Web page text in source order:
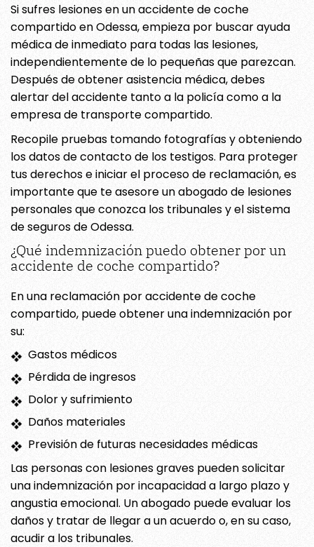
Si sufres lesiones en un accidente de coche
compartido en Odessa, empieza por buscar ayuda
médica de inmediato para todas las lesiones,
independientemente de lo pequeñas que parezcan.
Después de obtener asistencia médica, debes
alertar del accidente tanto a la policía como a la
empresa de transporte compartido.
Recopile pruebas tomando fotografías y obteniendo
los datos de contacto de los testigos. Para proteger
tus derechos e iniciar el proceso de reclamación, es
importante que te asesore un abogado de lesiones
personales que conozca los tribunales y el sistema
de seguros de Odessa.
¿Qué indemnización puedo obtener por un
accidente de coche compartido?
En una reclamación por accidente de coche
compartido, puede obtener una indemnización por
su:
Gastos médicos
Pérdida de ingresos
Dolor y sufrimiento
Daños materiales
Previsión de futuras necesidades médicas
Las personas con lesiones graves pueden solicitar
una indemnización por incapacidad a largo plazo y
angustia emocional. Un abogado puede evaluar los
daños y tratar de llegar a un acuerdo o, en su caso,
acudir a los tribunales.